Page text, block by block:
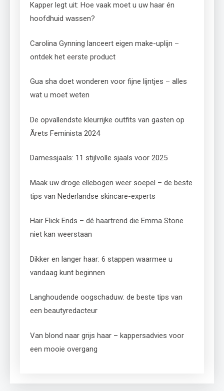
Kapper legt uit: Hoe vaak moet u uw haar én
hoofdhuid wassen?
Carolina Gynning lanceert eigen make-uplijn –
ontdek het eerste product
Gua sha doet wonderen voor fijne lijntjes – alles
wat u moet weten
De opvallendste kleurrijke outfits van gasten op
Årets Feminista 2024
Damessjaals: 11 stijlvolle sjaals voor 2025
Maak uw droge ellebogen weer soepel – de beste
tips van Nederlandse skincare-experts
Hair Flick Ends – dé haartrend die Emma Stone
niet kan weerstaan
Dikker en langer haar: 6 stappen waarmee u
vandaag kunt beginnen
Langhoudende oogschaduw: de beste tips van
een beautyredacteur
Van blond naar grijs haar – kappersadvies voor
een mooie overgang